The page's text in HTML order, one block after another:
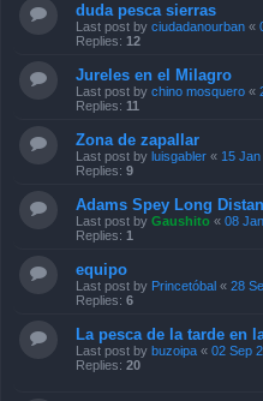
duda pesca sierras
Last post by ciudadanourban «
Replies: 12
Jureles en el Milagro
Last post by chino mosquero «
Replies: 11
Zona de zapallar
Last post by luisgabler « 15
Replies: 9
Adams Spey Long
Last post by Gaushito « 08
Replies: 1
equipo
Last post by Princetóbal « 28
Replies: 6
La pesca de la tarde en
Last post by buzoipa « 02 Sep
Replies: 20